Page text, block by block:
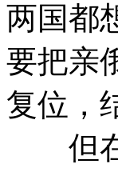
两国都
要把亲
复位，
但在